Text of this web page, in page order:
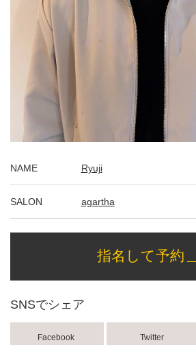
NAME Ryuji
SALON agartha
指名して予約
SNSでシェア
Facebook Twitter